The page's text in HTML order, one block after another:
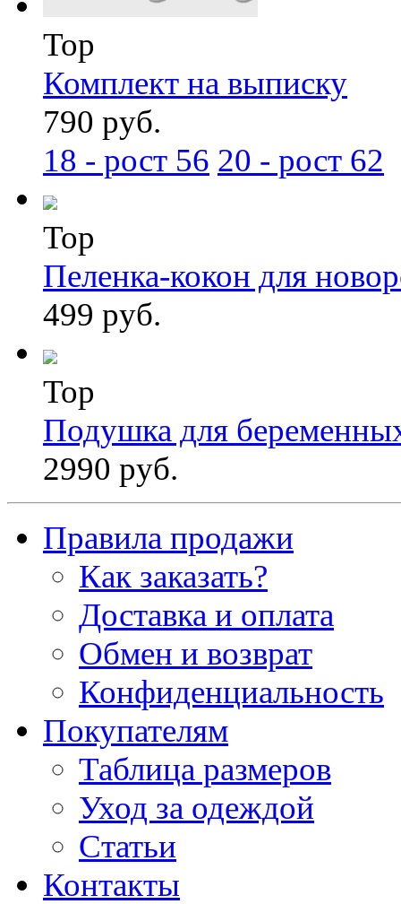
Top
Комплект на выписку
790 руб.
18 - рост 56 20 - рост 62
Top
Пеленка-кокон для
499 руб.
Top
Подушка для
2990 руб.
Правила продажи
Как заказать?
Доставка и оплата
Обмен и возврат
Конфиденциальность
Покупателям
Таблица размеров
Уход за одеждой
Статьи
Контакты